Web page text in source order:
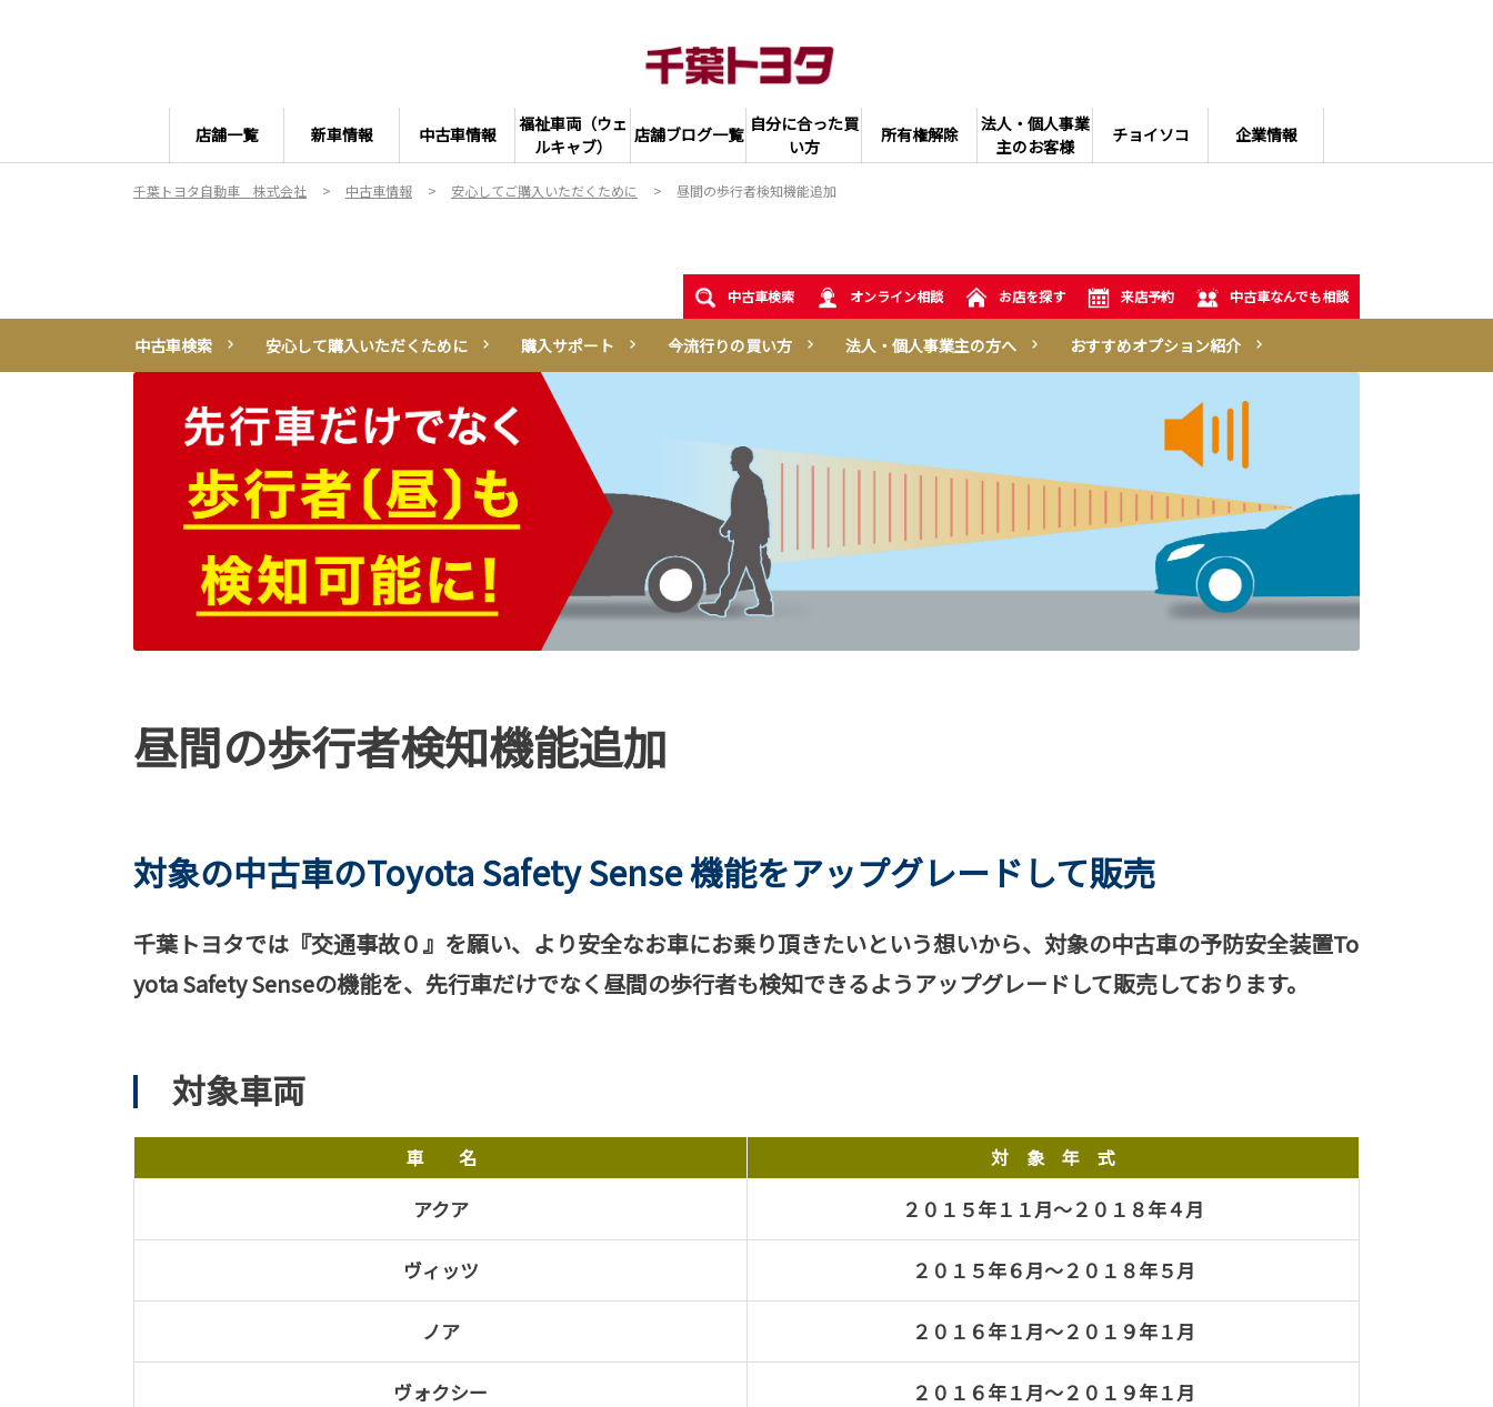
店舗一覧 新車情報 中古車情報
福祉車両（ウェ
ルキャブ）
店舗ブログ一覧 自分に合った買
い方
所有権解除
法人・個人事業
主のお客様
チョイソコ 企業情報
千葉トヨタ自動車 株式会社 中古車情報 安心してご購入いただくために 昼間の歩行者検知機能追加
中古車検索 オンライン相談 お店を探す 来店予約 中古車なんでも相談
中古車検索 安心して購入いただくために 購入サポート 今流行りの買い方 法人・個人事業主の方へ おすすめオプション紹介
昼間の歩行者検知機能追加
対象の中古車のToyota Safety Sense 機能をアップグレードして販売
千葉トヨタでは『交通事故０』を願い、より安全なお車にお乗り頂きたいという想いから、対象の中古車の予防安全装置To
yota Safety Senseの機能を、先行車だけでなく昼間の歩行者も検知できるようアップグレードして販売しております。
対象車両
車 名 対 象 年 式
アクア ２０１５年１１月～２０１８年４月
ヴィッツ ２０１５年６月～２０１８年５月
ノア ２０１６年１月～２０１９年１月
ヴォクシー ２０１６年１月～２０１９年１月